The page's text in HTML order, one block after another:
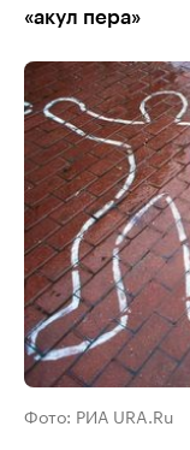
«акул пера»
Фото: РИА URA.Ru